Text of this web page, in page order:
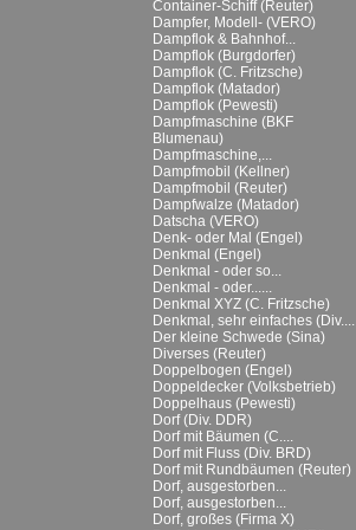
Container-Schiff (Reuter)
Dampfer, Modell- (VERO)
Dampflok & Bahnhof...
Dampflok (Burgdorfer)
Dampflok (C. Fritzsche)
Dampflok (Matador)
Dampflok (Pewesti)
Dampfmaschine (BKF
Blumenau)
Dampfmaschine,...
Dampfmobil (Kellner)
Dampfmobil (Reuter)
Dampfwalze (Matador)
Datscha (VERO)
Denk- oder Mal (Engel)
Denkmal (Engel)
Denkmal - oder so...
Denkmal - oder......
Denkmal XYZ (C. Fritzsche)
Denkmal, sehr einfaches (Div....
Der kleine Schwede (Sina)
Diverses (Reuter)
Doppelbogen (Engel)
Doppeldecker (Volksbetrieb)
Doppelhaus (Pewesti)
Dorf (Div. DDR)
Dorf mit Bäumen (C....
Dorf mit Fluss (Div. BRD)
Dorf mit Rundbäumen (Reuter)
Dorf, ausgestorben...
Dorf, ausgestorben...
Dorf, großes (Firma X)